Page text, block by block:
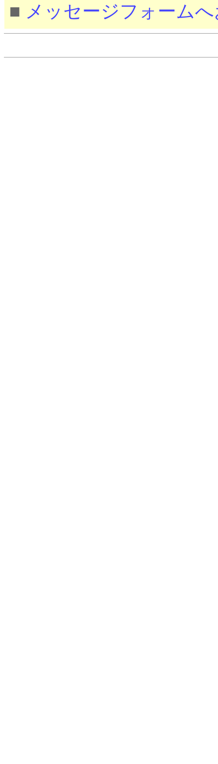
■ メッセージフォーム